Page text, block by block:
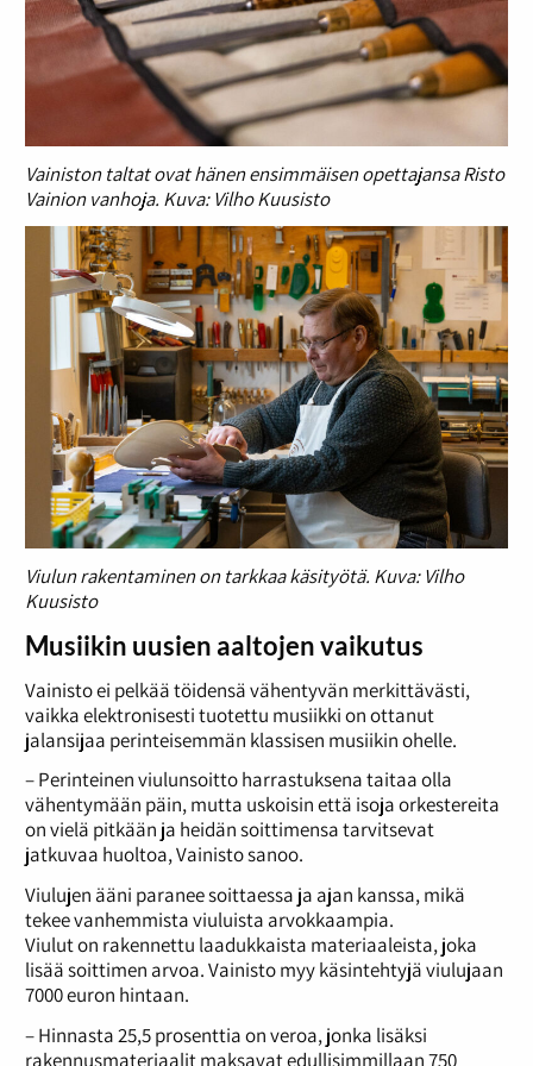
Vainiston taltat ovat hänen ensimmäisen opettajansa Risto
Vainion vanhoja. Kuva: Vilho Kuusisto
Viulun rakentaminen on tarkkaa käsityötä. Kuva: Vilho
Kuusisto
Musiikin uusien aaltojen vaikutus
Vainisto ei pelkää töidensä vähentyvän merkittävästi,
vaikka elektronisesti tuotettu musiikki on ottanut
jalansijaa perinteisemmän klassisen musiikin ohelle.
– Perinteinen viulunsoitto harrastuksena taitaa olla
vähentymään päin, mutta uskoisin että isoja orkestereita
on vielä pitkään ja heidän soittimensa tarvitsevat
jatkuvaa huoltoa, Vainisto sanoo.
Viulujen ääni paranee soittaessa ja ajan kanssa, mikä
tekee vanhemmista viuluista arvokkaampia.
Viulut on rakennettu laadukkaista materiaaleista, joka
lisää soittimen arvoa. Vainisto myy käsintehtyjä viulujaan
7000 euron hintaan.
– Hinnasta 25,5 prosenttia on veroa, jonka lisäksi
rakennusmateriaalit maksavat edullisimmillaan 750